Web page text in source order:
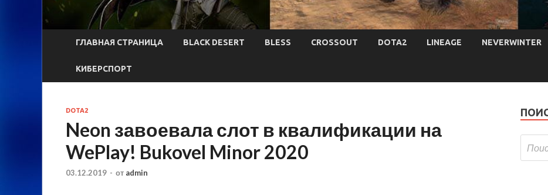
ГЛАВНАЯ СТРАНИЦА BLACK DESERT BLESS CROSSOUT DOTA2 LINEAGE NEVERWINTER
КИБЕРСПОРТ
DOTA2
Neon завоевала слот в квалификации на
WePlay! Bukovel Minor 2020
03.12.2019 - от admin